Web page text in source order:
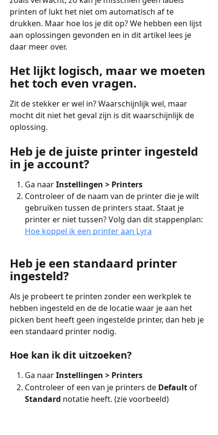
printen of lukt het niet om automatisch af te
drukken. Maar hoe los je dit op? We hebben een lijst
aan oplossingen gevonden en in dit artikel lees je
daar meer over.
Het lijkt logisch, maar we moeten
het toch even vragen.
Zit de stekker er wel in? Waarschijnlijk wel, maar
mocht dit niet het geval zijn is dit waarschijnlijk de
oplossing.
Heb je de juiste printer ingesteld
in je account?
Ga naar Instellingen > Printers
Controleer of de naam van de printer die je wilt
gebruiken tussen de printers staat. Staat je
printer er niet tussen? Volg dan dit stappenplan:
Hoe koppel ik een printer aan Lyra
Heb je een standaard printer
ingesteld?
Als je probeert te printen zonder een werkplek te
hebben ingesteld en de de locatie waar je aan het
picken bent heeft geen ingestelde printer, dan heb je
een standaard printer nodig.
Hoe kan ik dit uitzoeken?
Ga naar Instellingen > Printers
Controleer of een van je printers de Default of
Standard notatie heeft. (zie voorbeeld)